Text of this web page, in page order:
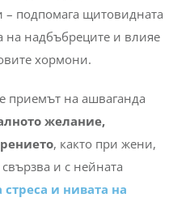
подпомага щитовидната
на надбъбреците и влияе
хормони.
приемът на ашваганда
желание,
, както при жени,
и с нейната
и нивата на